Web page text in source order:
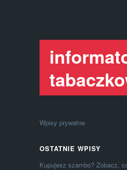
Wpisy prywatne
OSTATNIE WPISY
Kupujesz szambo? Zobacz,